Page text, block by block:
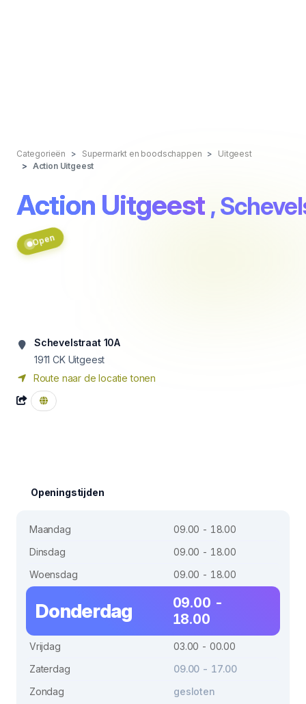
Categorieën Supermarkt en boodschappen
Uitgeest
Action Uitgeest
Action Uitgeest ,
Open
Schevelstraat 10A
1911 CK Uitgeest
Route naar de locatie tonen
Openingstijden
Maandag
09.00 - 18.00
Dinsdag
09.00 - 18.00
Woensdag
09.00 - 18.00
Donderdag
09.00 -
18.00
Vrijdag
03.00 - 00.00
Zaterdag
09.00 - 17.00
Zondag
gesloten